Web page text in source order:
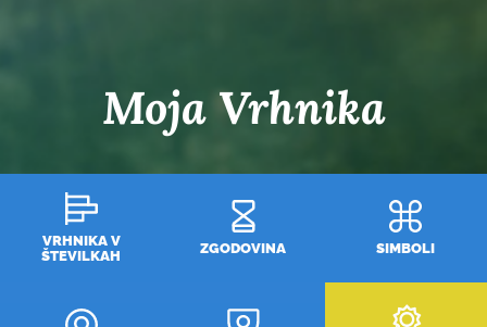
Moja Vrhnika
VRHNIKA V
ŠTEVILKAH
ZGODOVINA SIMBOLI